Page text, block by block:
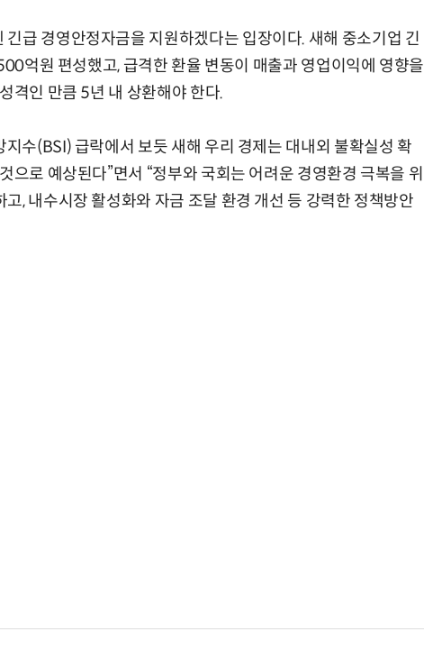
급 경영안정자금을 지원하겠다는 입장이다. 새해 중소기업 긴
억원 편성했고, 급격한 환율 변동이 매출과 영업이익에 영향을
격인 만큼 5년 내 상환해야 한다.
수(BSI) 급락에서 보듯 새해 우리 경제는 대내외 불확실성 확
으로 예상된다”면서 “정부와 국회는 어려운 경영환경 극복을 위
, 내수시장 활성화와 자금 조달 환경 개선 등 강력한 정책방안